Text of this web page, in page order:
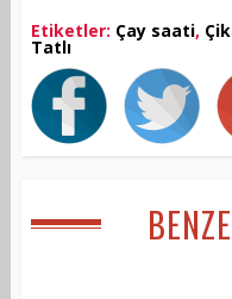
Etiketler: Çay saati,
Tatlı